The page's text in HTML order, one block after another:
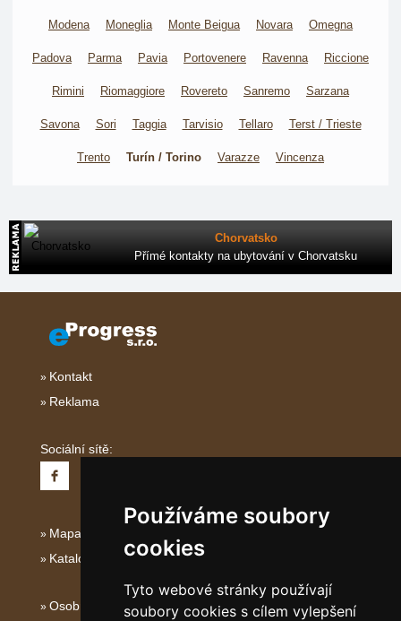
Používáme soubory
cookies
Tyto webové stránky používají
soubory cookies s cílem vylepšení
Modena Moneglia Monte Beigua Novara Omegna
Padova Parma Pavia Portovenere Ravenna Riccione
Rimini Riomaggiore Rovereto Sanremo Sarzana
Savona Sori Taggia Tarvisio Tellaro Terst / Trieste
Trento Turín / Torino Varazze Vincenza
Chorvatsko
Přímé kontakty na ubytování v Chorvatsku
Kontakt
Reklama
Sociální sítě:
Mapa serveru Severní Itálie
Katalog ubytování
Osobní údaje